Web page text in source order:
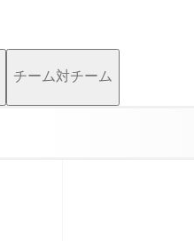
チーム対チーム